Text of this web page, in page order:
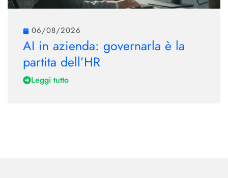
06/08/2026
AI in azienda: governarla è la
partita dell’HR
Leggi tutto